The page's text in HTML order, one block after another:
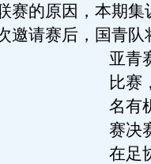
赛的原因，本期集
邀请赛后，国青队
亚青
比赛
名有
赛决
在足